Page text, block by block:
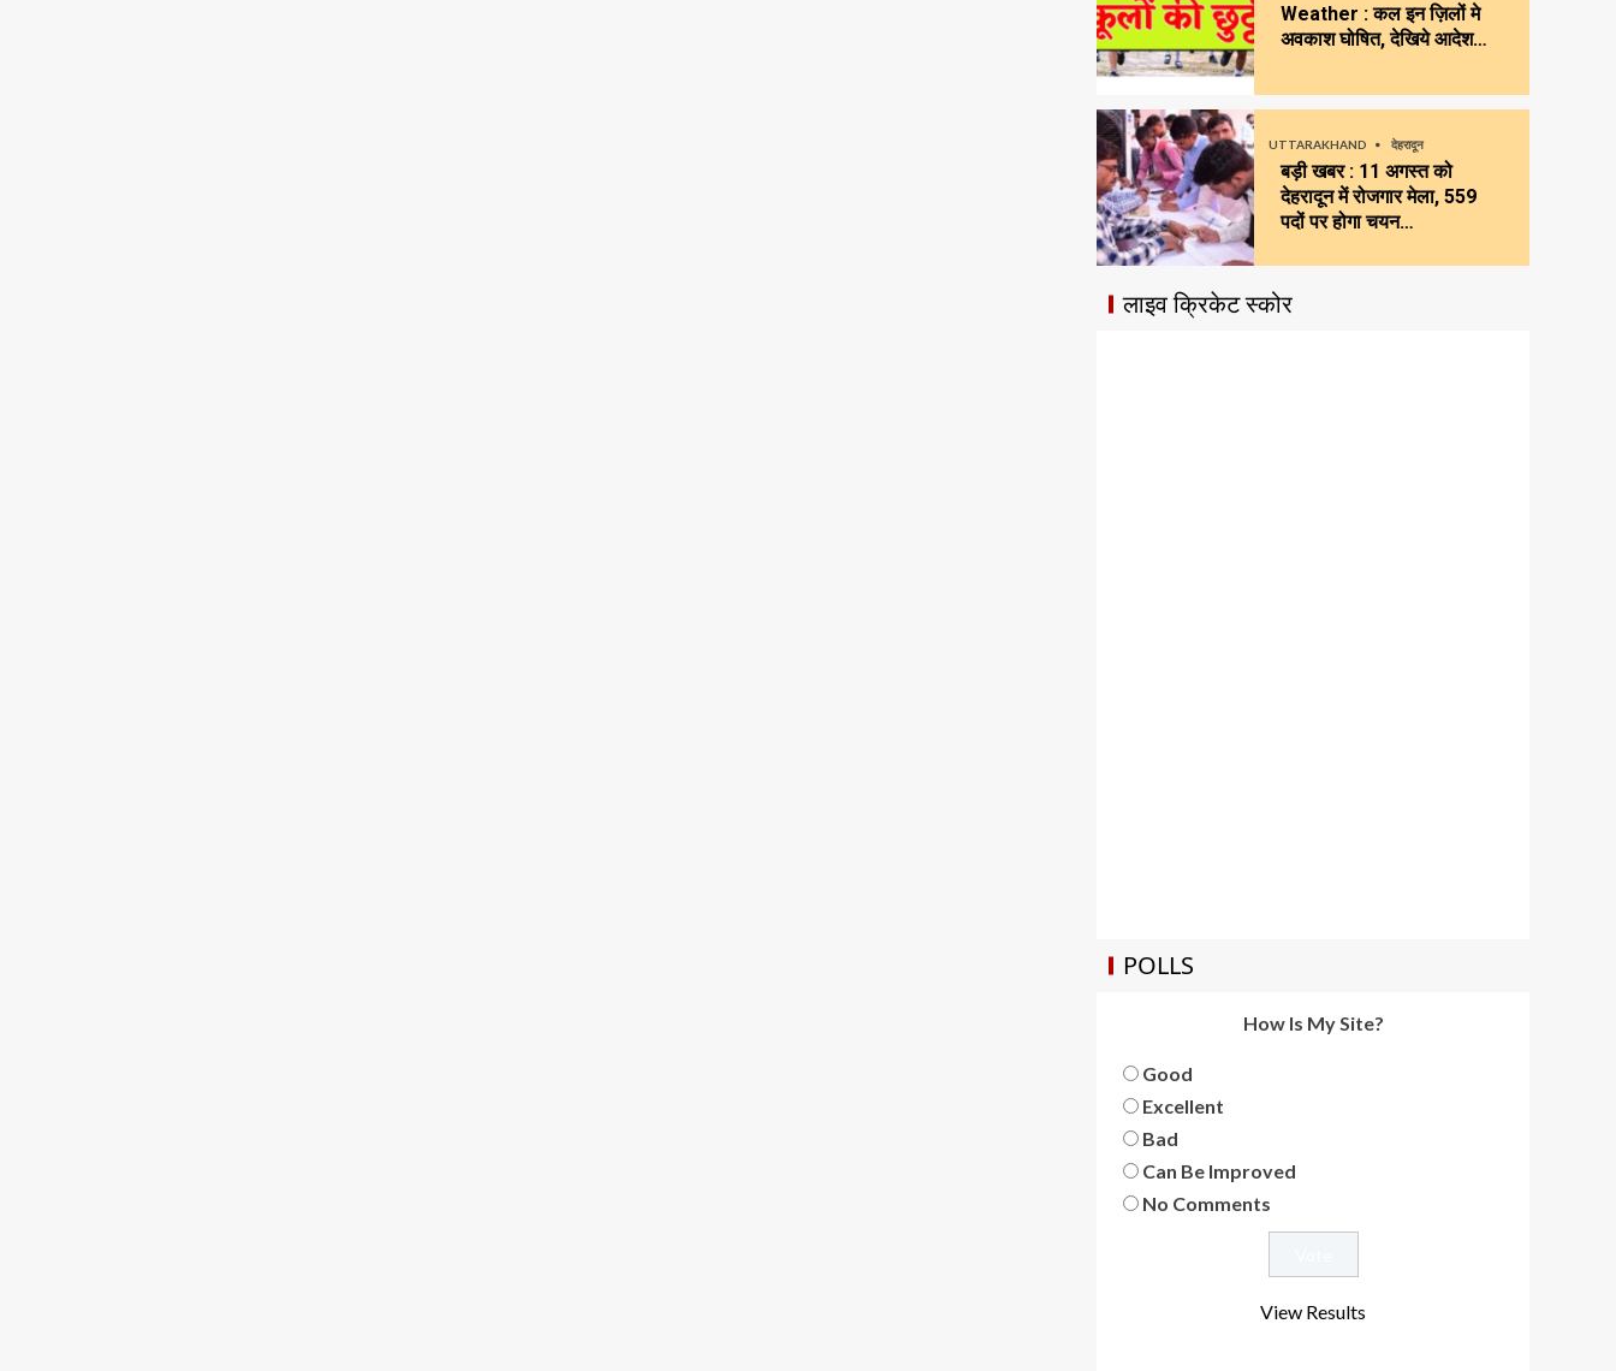
Weather : कल इन ज़िलों मे
अवकाश घोषित, देखिये आदेश…
UTTARAKHAND देहरादून
बड़ी खबर : 11 अगस्त को
देहरादून में रोजगार मेला, 559
पदों पर होगा चयन…
लाइव क्रिकेट स्कोर
POLLS
How Is My Site?
Good
Excellent
Bad
Can Be Improved
No Comments
View Results